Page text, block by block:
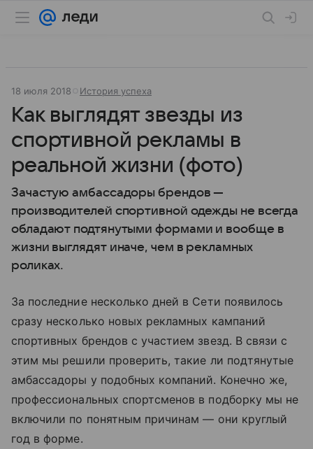
18 июля 2018 История успеха
Как выглядят звезды из
спортивной рекламы в
реальной жизни (фото)
Зачастую амбассадоры брендов —
производителей спортивной одежды не всегда
обладают подтянутыми формами и вообще в
жизни выглядят иначе, чем в рекламных
роликах.
За последние несколько дней в Сети появилось
сразу несколько новых рекламных кампаний
спортивных брендов с участием звезд. В связи с
этим мы решили проверить, такие ли подтянутые
амбассадоры у подобных компаний. Конечно же,
профессиональных спортсменов в подборку мы не
включили по понятным причинам — они круглый
год в форме.